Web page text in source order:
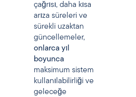
çağrısı, daha kısa
arıza süreleri ve
sürekli uzaktan
güncellemeler,
onlarca yıl
boyunca
maksimum sistem
kullanılabilirliği ve
geleceğe